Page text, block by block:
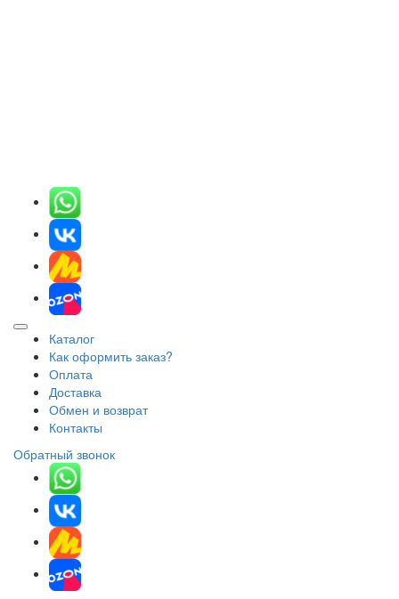
Каталог
Как оформить заказ?
Оплата
Доставка
Обмен и возврат
Контакты
Обратный звонок